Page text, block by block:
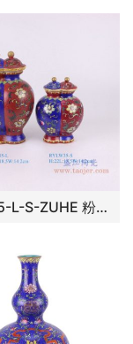
RYLW35-L-S-ZUHE 粉彩珐琅彩红蓝双胞胎扒花缠枝莲双将军罐大小号组合图